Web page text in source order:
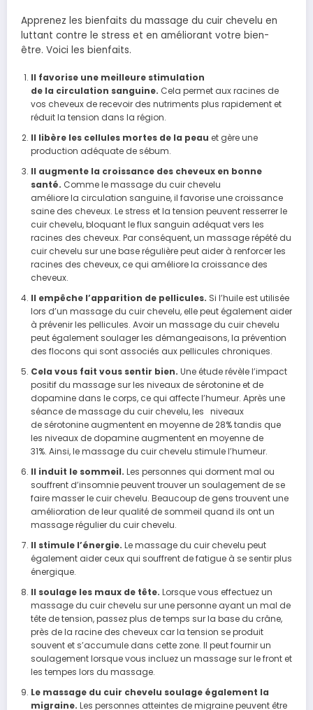
Apprenez les bienfaits du massage du cuir chevelu en
luttant contre le stress et en améliorant votre bien-
être. Voici les bienfaits.
Il favorise une meilleure stimulation
de la circulation sanguine. Cela permetaux racines de
vos cheveux de recevoir des nutriments plus rapidement et
réduit la tension dans la région.
Il libère les cellules mortes de la peau et gère une
production adéquate de sébum.
Il augmente la croissance des cheveux en bonne
santé. Comme le massage du cuir chevelu
améliore la circulation sanguine, il favorise une croissance
saine des cheveux. Le stress et la tension peuvent resserrer le
cuir chevelu, bloquant le flux sanguin adéquat vers les
racines des cheveux. Par conséquent, un massage répété du
cuir chevelu sur une base régulière peut aider à renforcer les
racines des cheveux, ce qui améliore la croissance des
cheveux.
Il empêche l’apparition de pellicules. Si l’huile est utilisée
lors d’un massage du cuir chevelu, elle peut également aider
à prévenir les pellicules. Avoir un massage du cuir chevelu
peut également soulager les démangeaisons, la prévention
des flocons qui sont associés aux pellicules chroniques.
Cela vous fait vous sentir bien. Une étude révèle l’impact
positif du massage sur les niveauxde sérotonine et de
dopamine dans le corps, ce qui affecte l’humeur. Après une
séance de massage du cuir chevelu, les niveaux
de sérotonine augmentent en moyenne de 28% tandis que
les niveaux de dopamine augmentent en moyenne de
31%. Ainsi, le massage du cuir chevelu stimule l’humeur.
Il induit le sommeil. Les personnes qui dorment mal ou
souffrent d’insomnie peuvent trouver un soulagement de se
faire masser le cuir chevelu. Beaucoup de gens trouvent une
amélioration de leur qualité de sommeil quand ils ont un
massage régulier du cuir chevelu.
Il stimule l’énergie. Le massage du cuir chevelu peut
également aider ceux qui souffrent de fatigue à se sentir plus
énergique.
Il soulage les maux de tête. Lorsque vous effectuez un
massage du cuir chevelu sur une personne ayant un mal de
tête de tension, passez plus de temps sur la basedu crâne,
près de la racine des cheveux car la tension se produit
souvent et s’accumule dans cette zone. Il peut fournir un
soulagement lorsque vous incluez un massage sur le front et
les tempes lors du massage.
Le massage du cuir chevelu soulage également la
migraine. Les personnes atteintes de migraine peuvent être